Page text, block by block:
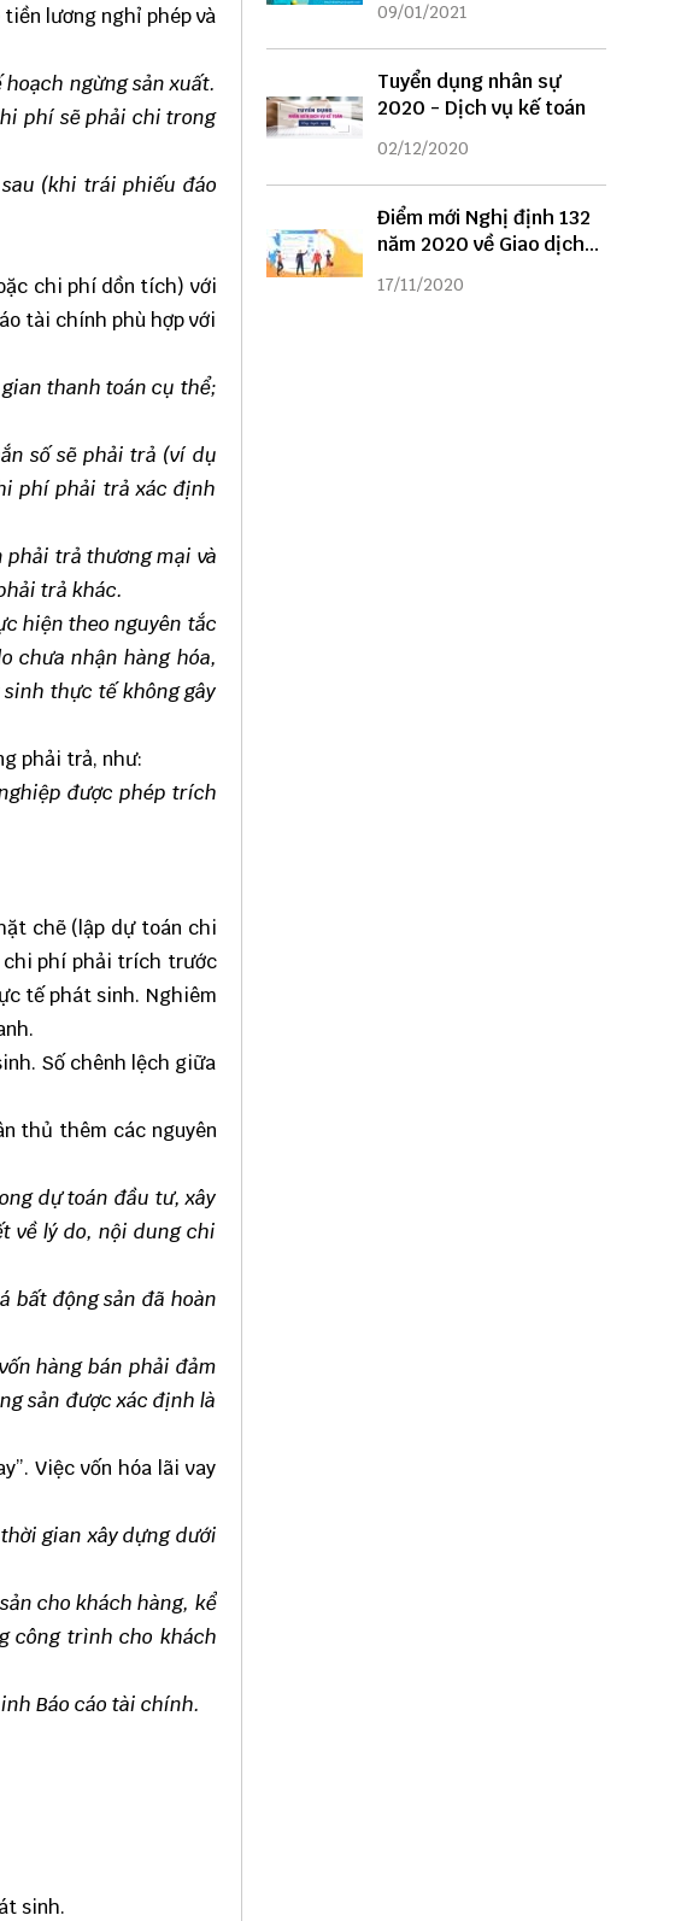
lương nghỉ phép và
ngừng sản xuất.
phí sẽ phải chi trong
(khi trái phiếu đáo
chi phí dồn tích) với
tài chính phù hợp với
thanh toán cụ thể;
số sẽ phải trả (ví dụ
phí phải trả xác định
trả thương mại và
trả khác.
hiện theo nguyên tắc
chưa nhận hàng hóa,
thực tế không gây
phải trả, như:
được phép trích
chẽ (lập dự toán chi
chi phí phải trích trước
tế phát sinh. Nghiêm
Số chênh lệch giữa
thủ thêm các nguyên
dự toán đầu tư, xây
về lý do, nội dung chi
bất động sản đã hoàn
hàng bán phải đảm
sản được xác định là
Việc vốn hóa lãi vay
gian xây dựng dưới
cho khách hàng, kể
công trình cho khách
Báo cáo tài chính.
sinh.
09/01/2021
Tuyển dụng nhân sự
2020 - Dịch vụ kế toán
02/12/2020
Điểm mới Nghị định 132
năm 2020 về Giao dịch
liên kết
17/11/2020